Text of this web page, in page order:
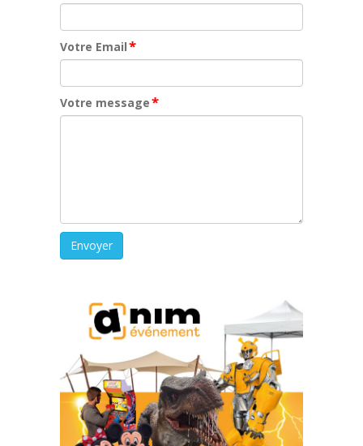
Votre Email*
Votre message*